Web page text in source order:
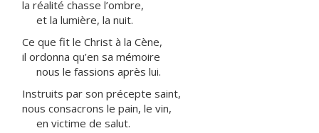
la réalité chasse l’ombre,
et la lumière, la nuit.
Ce que fit le Christ à la Cène,
il ordonna qu’en sa mémoire
nous le fassions après lui.
Instruits par son précepte saint,
nous consacrons le pain, le vin,
en victime de salut.